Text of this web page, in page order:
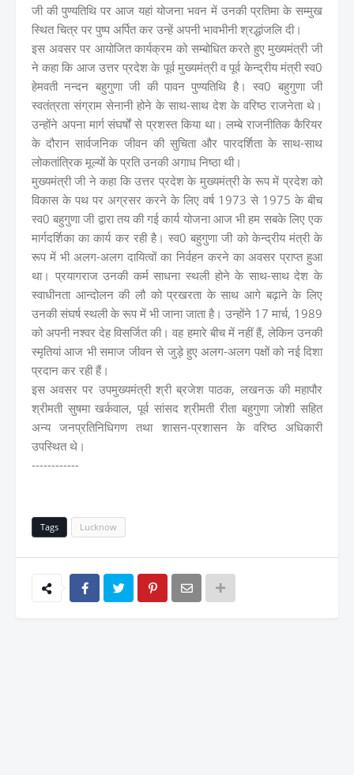
जी की पुण्यतिथि पर आज यहां योजना भवन में उनकी प्रतिमा के सम्मुख
स्थित चित्र पर पुष्प अर्पित कर उन्हें अपनी भावभीनी श्रद्धांजलि दी।
इस अवसर पर आयोजित कार्यक्रम को सम्बोधित करते हुए मुख्यमंत्री जी
ने कहा कि आज उत्तर प्रदेश के पूर्व मुख्यमंत्री व पूर्व केन्द्रीय मंत्री स्व0
हेमवती नन्दन बहुगुणा जी की पावन पुण्यतिथि है। स्व0 बहुगुणा जी
स्वतंत्रता संग्राम सेनानी होने के साथ-साथ देश के वरिष्ठ राजनेता थे।
उन्होंने अपना मार्ग संघर्षों से प्रशस्त किया था। लम्बे राजनीतिक कैरियर
के दौरान सार्वजनिक जीवन की सुचिता और पारदर्शिता के साथ-साथ
लोकतांत्रिक मूल्यों के प्रति उनकी अगाध निष्ठा थी।
मुख्यमंत्री जी ने कहा कि उत्तर प्रदेश के मुख्यमंत्री के रूप में प्रदेश को
विकास के पथ पर अग्रसर करने के लिए वर्ष 1973 से 1975 के बीच
स्व0 बहुगुणा जी द्वारा तय की गई कार्य योजना आज भी हम सबके लिए एक
मार्गदर्शिका का कार्य कर रही है। स्व0 बहुगुणा जी को केन्द्रीय मंत्री के
रूप में भी अलग-अलग दायित्वों का निर्वहन करने का अवसर प्राप्त हुआ
था। प्रयागराज उनकी कर्म साधना स्थली होने के साथ-साथ देश के
स्वाधीनता आन्दोलन की लौ को प्रखरता के साथ आगे बढ़ाने के लिए
उनकी संघर्ष स्थली के रूप में भी जाना जाता है। उन्होंने 17 मार्च, 1989
को अपनी नश्वर देह विसर्जित की। वह हमारे बीच में नहीं हैं, लेकिन उनकी
स्मृतियां आज भी समाज जीवन से जुड़े हुए अलग-अलग पक्षों को नई दिशा
प्रदान कर रही हैं।
इस अवसर पर उपमुख्यमंत्री श्री ब्रजेश पाठक, लखनऊ की महापौर
श्रीमती सुषमा खर्कवाल, पूर्व सांसद श्रीमती रीता बहुगुणा जोशी सहित
अन्य जनप्रतिनिधिगण तथा शासन-प्रशासन के वरिष्ठ अधिकारी
उपस्थित थे।
------------
Tags Lucknow